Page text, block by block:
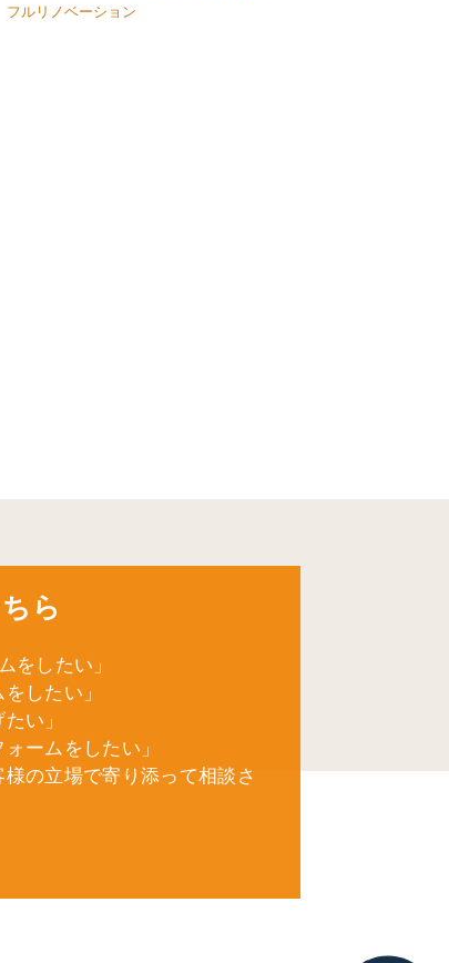
フルリノベーション
ら
をしたい」
したい」
い」
ームをしたい」
の立場で寄り添って相談さ